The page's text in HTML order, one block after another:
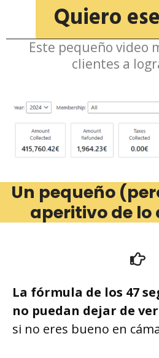
Quiero
Este pequeño video
clientes a
Un pequeño
aperitivo de lo
La fórmula de los 47
no puedan dejar de
si no eres bueno en